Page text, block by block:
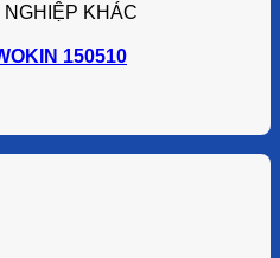
KHÁC
150510